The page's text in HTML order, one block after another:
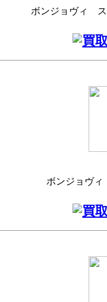
ボンジョヴィ
ボンジョヴ